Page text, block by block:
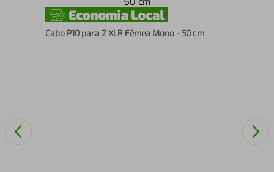
Cabo P10 para 2 XLR Fêmea Mono - 50 cm